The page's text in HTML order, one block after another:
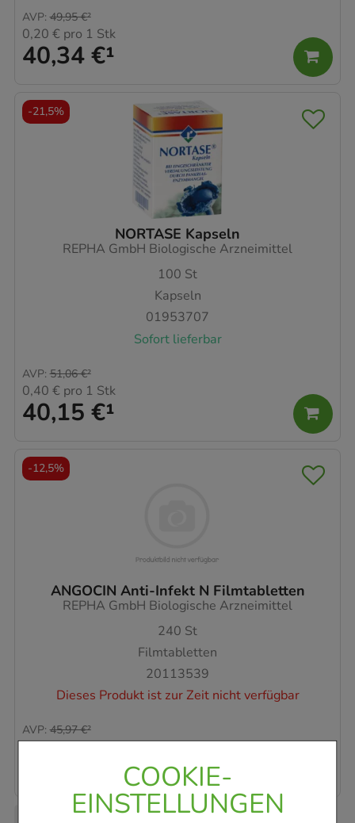
COOKIE-
EINSTELLUNGEN
40,34 €¹
AVP: 49,95 €²
0,20 € pro 1 Stk
NORTASE Kapseln
REPHA GmbH Biologische Arzneimittel
100 St
Kapseln
01953707
Sofort lieferbar
40,15 €¹
AVP: 51,06 €²
0,40 € pro 1 Stk
-21,5%
ANGOCIN Anti-Infekt N Filmtabletten
REPHA GmbH Biologische Arzneimittel
240 St
Filmtabletten
20113539
Dieses Produkt ist zur Zeit nicht verfügbar
AVP: 45,97 €²
0,17 €pro 1 Stk
-12,5%